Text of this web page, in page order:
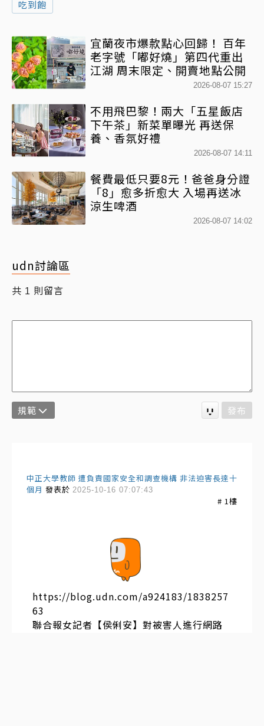
吃到飽
宜蘭夜市爆款點心回歸！ 百年
老字號「嘟好燒」第四代重出
江湖 周末限定、開賣地點公開
2026-08-07 15:27
不用飛巴黎！兩大「五星飯店
下午茶」新菜單曝光 再送保
養、香氛好禮
2026-08-07 14:11
餐費最低只要8元！爸爸身分證
「8」愈多折愈大 入場再送冰
涼生啤酒
2026-08-07 14:02
udn討論區
共 1 則留言
規範 發布
中正大學教師 遭負責國家安全和調查機構 非法迫害長達十
個月 發表於 2025-10-16 07:07:43
# 1樓
https://blog.udn.com/a924183/1838257
63
聯合報女記者【侯俐安】對被害人進行網路